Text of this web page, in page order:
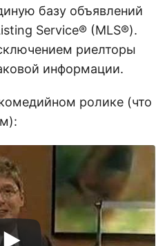
базу объявлений
Service® (MLS®).
риелторы
информации.
ролике (что